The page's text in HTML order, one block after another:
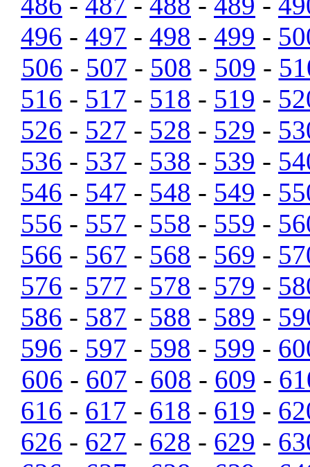
496 - 497 - 498 - 499 -
506 - 507 - 508 - 509 -
516 - 517 - 518 - 519 -
526 - 527 - 528 - 529 -
536 - 537 - 538 - 539 -
546 - 547 - 548 - 549 -
556 - 557 - 558 - 559 -
566 - 567 - 568 - 569 -
576 - 577 - 578 - 579 -
586 - 587 - 588 - 589 -
596 - 597 - 598 - 599 -
606 - 607 - 608 - 609 -
616 - 617 - 618 - 619 -
626 - 627 - 628 - 629 -